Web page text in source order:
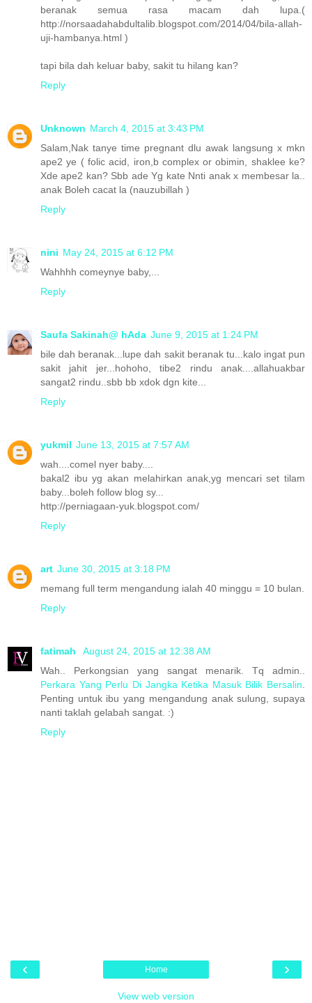
beranak semua rasa macam dah lupa.(
http://norsaadahabdultalib.blogspot.com/2014/04/bila-allah-
uji-hambanya.html )
tapi bila dah keluar baby, sakit tu hilang kan?
Reply
Unknown March 4, 2015 at 3:43 PM
Salam,Nak tanye time pregnant dlu awak langsung x mkn
ape2 ye ( folic acid, iron,b complex or obimin, shaklee ke?
Xde ape2 kan? Sbb ade Yg kate Nnti anak x membesar la..
anak Boleh cacat la (nauzubillah )
Reply
nini May 24, 2015 at 6:12 PM
Wahhhh comeynye baby,...
Reply
Saufa Sakinah@ hAda June 9, 2015 at 1:24 PM
bile dah beranak...lupe dah sakit beranak tu...kalo ingat pun
sakit jahit jer...hohoho, tibe2 rindu anak....allahuakbar
sangat2 rindu..sbb bb xdok dgn kite...
Reply
yukmil June 13, 2015 at 7:57 AM
wah....comel nyer baby....
bakal2 ibu yg akan melahirkan anak,yg mencari set tilam
baby...boleh follow blog sy...
http://perniagaan-yuk.blogspot.com/
Reply
art June 30, 2015 at 3:18 PM
memang full term mengandung ialah 40 minggu = 10 bulan.
Reply
fatimah
August 24, 2015 at 12:38 AM
Wah.. Perkongsian yang sangat menarik. Tq admin..
Perkara Yang Perlu Di Jangka Ketika Masuk Bilik Bersalin
Penting untuk ibu yang mengandung anak sulung, supaya
nanti taklah gelabah sangat. :)
Reply
‹ ›
Home
View web version